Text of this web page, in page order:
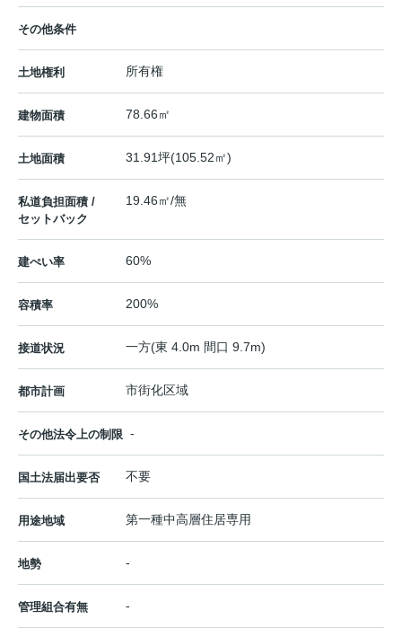
その他条件
土地権利 所有権
建物面積 78.66㎡
土地面積 31.91坪(105.52㎡)
私道負担面積 /
セットバック
19.46㎡/無
建ぺい率 60%
容積率 200%
接道状況 一方(東 4.0m 間口 9.7m)
都市計画 市街化区域
その他法令上の制限 -
国土法届出要否 不要
用途地域 第一種中高層住居専用
地勢 -
管理組合有無 -